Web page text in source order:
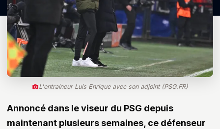
L'entraineur Luis Enrique avec son adjoint (PSG.FR)
Annoncé dans le viseur du PSG depuis
maintenant plusieurs semaines, ce défenseur